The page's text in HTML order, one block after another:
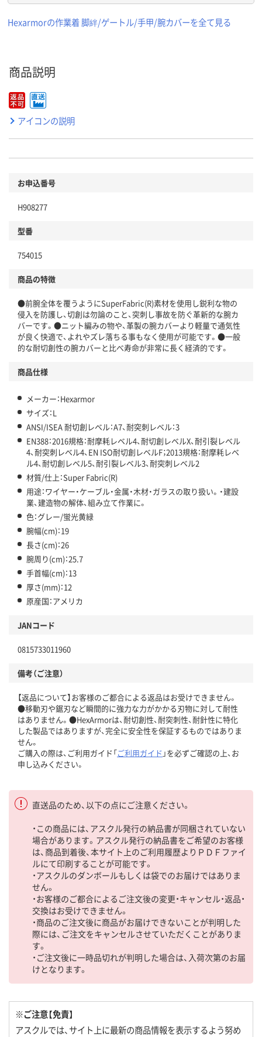
Hexarmorの作業着 脚絆/ゲートル/手甲/腕カバーを全て見る
商品説明
アイコンの説明
お申込番号
H908277
型番
754015
商品の特徴
●前腕全体を覆うようにSuperFabric(R)素材を使用し鋭利な物の
侵入を防護し、切創は勿論のこと、突刺し事故を防ぐ革新的な腕カ
バーです。●ニット編みの物や、革製の腕カバーより軽量で通気性
が良く快適で、よれやズレ落ちる事もなく使用が可能です。●一般
的な耐切創性の腕カバーと比べ寿命が非常に長く経済的です。
商品仕様
メーカー：Hexarmor
サイズ：L
ANSI/ISEA 耐切創レベル：A7、耐突刺レベル：3
EN388：2016規格：耐摩耗レベル4、耐切創レベルX、耐引裂レベル
4、耐突刺レベル4、EN ISO耐切創レベルF；2013規格：耐摩耗レベ
ル4、耐切創レベル5、耐引裂レベル3、耐突刺レベル2
材質/仕上：Super Fabric(R)
用途：ワイヤー・ケーブル・金属・木材・ガラスの取り扱い。・建設
業、建造物の解体、組み立て作業に。
色：グレー/蛍光黄緑
腕幅(cm)：19
長さ(cm)：26
腕周り(cm)：25.7
手首幅(cm)：13
厚さ(mm)：12
原産国：アメリカ
JANコード
0815733011960
備考（ご注意）
【返品について】お客様のご都合による返品はお受けできません。
●移動刃や鋸刃など瞬間的に強力な力がかかる刃物に対して耐性
はありません。●HexArmorは、耐切創性、耐突刺性、耐針性に特化
した製品ではありますが、完全に安全性を保証するものではありま
せん。
ご購入の際は、ご利用ガイド「ご利用ガイド 」を必ずご確認の上、お
申し込みください。
直送品のため、以下の点にご注意ください。
・この商品には、アスクル発行の納品書が同梱されていない
場合があります。アスクル発行の納品書をご希望のお客様
は、商品到着後、本サイト上のご利用履歴よりＰＤＦファイ
ルにて印刷することが可能です。
・アスクルのダンボールもしくは袋でのお届けではありま
せん。
・お客様のご都合によるご注文後の変更・キャンセル・返品・
交換はお受けできません。
・商品のご注文後に商品がお届けできないことが判明した
際には、ご注文をキャンセルさせていただくことがありま
す。
・ご注文後に一時品切れが判明した場合は、入荷次第のお届
けとなります。
※ご注意【免責】
アスクルでは、サイト上に最新の商品情報を表示するよう努め